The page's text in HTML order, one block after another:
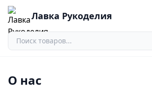
Лавка Рукоделия
О нас